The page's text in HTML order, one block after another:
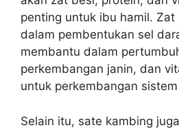
penting untuk ibu hamil.
dalam pembentukan sel
membantu dalam
perkembangan janin, dan
untuk perkembangan
Selain itu, sate kambing